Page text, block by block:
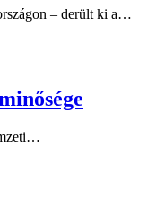
– derült ki a…